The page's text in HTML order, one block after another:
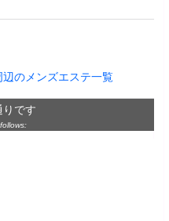
辺のメンズエステ一覧
です